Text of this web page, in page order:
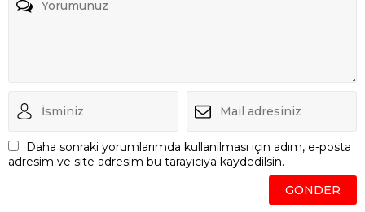
Daha sonraki yorumlarımda kullanılması için adım, e-posta
adresim ve site adresim bu tarayıcıya kaydedilsin.